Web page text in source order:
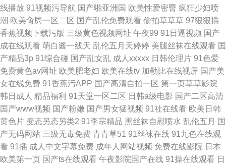
线播放 91视频污导航 国产啪亚洲国 欧美性爱密臀 疯狂少妇喷
潮 欧美肏屄一区二区 国产乱伦免费观看 偷拍草草草 97狠狠插
香蕉视频下载污版 三级黄色视频网址 午夜99 91日逼视频 国产
成在线观看 萌白酱一线天 乱伦五月天婷婷 美腿丝袜在线观看 国
产精品3p 91综合碰 国产乱女乱 成人xxxxx 日韩伦理片 91色爱
免费黄色av网址 欧美肥老妇 欧美在线tv 加勒比在线视屏 国产美
女在线免费 91香蕉污APP 国产高清自拍一区 第一页草草影院
韩日成人 精品福利 91天堂一区二区 日韩a级电影 国产二区高清
国产www视频 国产粉嫩 国产男女猛视频 91社在线看 欧美日韩
黄色片 变态另态另类2 91李宗精品 黑丝袜自慰喷水 乱伦五月 国
产无码网站 三级无毒免费 青青草51 91丝袜在线 91九色在线观
看 91插 成人中文字幕免费 成年人网站视频 免费在线影院 日本
欧美第一页 国产ts在线观看 午夜影院国产在线 91操在线观看 日